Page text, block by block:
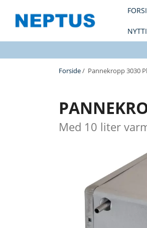
Forside/ Pannekropp 3030
Med 10 liter